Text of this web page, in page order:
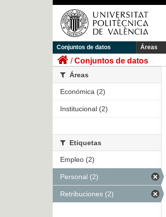
Conjuntos de datos Áreas
Conjuntos de datos
Áreas
Económica (2)
Institucional (2)
Etiquetas
Empleo (2)
Personal (2)
Retribuciones (2)